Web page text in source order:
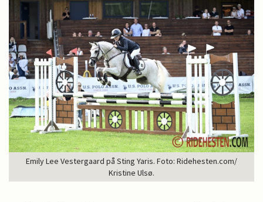
Emily Lee Vestergaard på Sting Yaris. Foto: Ridehesten.com/
Kristine Ulsø.